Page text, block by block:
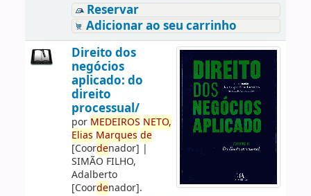
Reservar
Adicionar ao seu carrinho
Direito dos
negócios
aplicado: do
direito
processual/
por MEDEIROS NETO,
Elias Marques de
[Coordenador] |
SIMÃO FILHO,
Adalberto
[Coordenador].